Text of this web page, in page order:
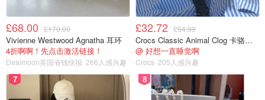
£68.00 £170.00
Vivienne Westwood Agnatha 耳环
4折啊啊！先点击激活链接！
Dealmoon英国省钱快报 266人感兴趣
£32.72 £54.99
Crocs Classic Animal Clog 卡骆驰动物印花洞洞鞋
@ 好想一直睡觉啊
Crocs 205人感兴趣
7 8